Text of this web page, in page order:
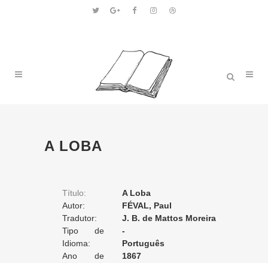
A LOBA
Título:
A Loba
Autor:
FÉVAL, Paul
Tradutor:
J. B. de Mattos Moreira
Tipo de
Tradução:
-
Idioma:
Português
Ano de
1867